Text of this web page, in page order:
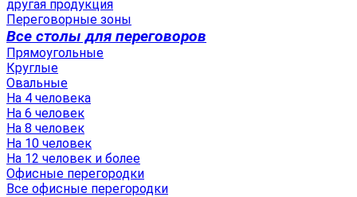
другая продукция
Переговорные зоны
Все столы для переговоров
Прямоугольные
Круглые
Овальные
На 4 человека
На 6 человек
На 8 человек
На 10 человек
На 12 человек и более
Офисные перегородки
Все офисные перегородки